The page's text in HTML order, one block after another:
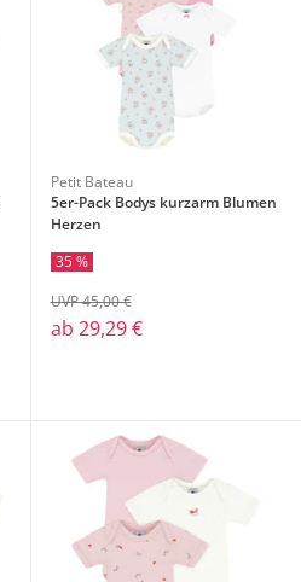
Petit Bateau
5er-Pack Bodys kurzarm Blumen
Herzen
35 %
ab 29,29 €
UVP 45,00 €